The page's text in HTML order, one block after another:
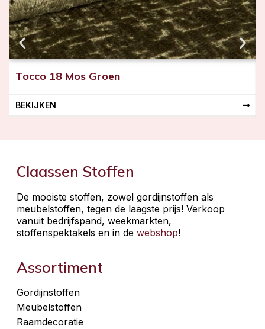
Tocco 18 Mos Groen
BEKIJKEN
Claassen Stoffen
De mooiste stoffen, zowel gordijnstoffen als
meubelstoffen, tegen de laagste prijs! Verkoop
vanuit bedrijfspand, weekmarkten,
stoffenspektakels en in de webshop!
Assortiment
Gordijnstoffen
Meubelstoffen
Raamdecoratie